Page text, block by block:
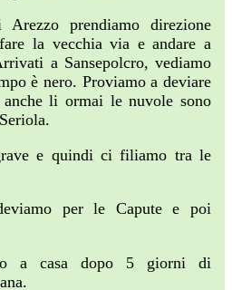
prendiamo direzione
la vecchia via e andare a
a Sansepolcro, vediamo
è nero. Proviamo a deviare
li ormai le nuvole sono
e quindi ci filiamo tra le
per le Capute e poi
a casa dopo 5 giorni di